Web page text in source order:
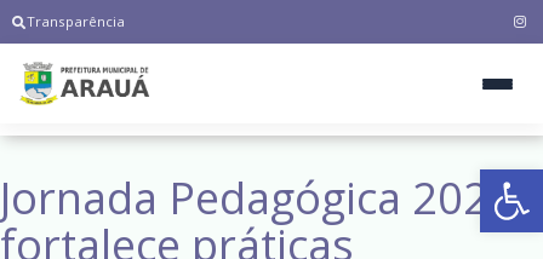
Transparência
Jornada Pedagógica 2025
fortalece práticas